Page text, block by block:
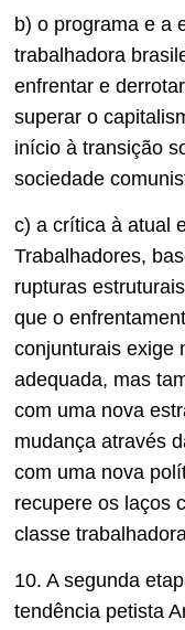
b) o programa e a
trabalhadora
enfrentar e
superar o
início à transição
sociedade
c) a crítica à atual
Trabalhadores,
rupturas
que o
conjunturais exige
adequada, mas
com uma nova
mudança através
com uma nova
recupere os laços
classe
10. A segunda
tendência petista